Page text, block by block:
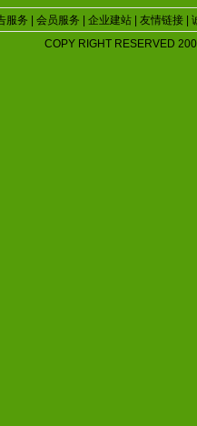
服务 会员服务 企业建站 友情链接
COPY RIGHT RESERVED